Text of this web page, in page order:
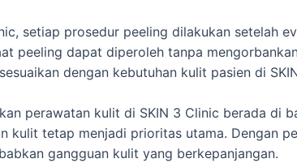
setiap prosedur peeling dilakukan setelah
peeling dapat diperoleh tanpa
dengan kebutuhan kulit pasien di
perawatan kulit di SKIN 3 Clinic berada di
kulit tetap menjadi prioritas utama. Dengan
gangguan kulit yang berkepanjangan.